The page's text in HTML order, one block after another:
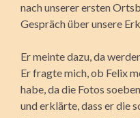
nach unserer ersten
Gespräch über unsere
Er meinte dazu, da
Er fragte mich, ob Felix
habe, da die Fotos
und erklärte, dass er die